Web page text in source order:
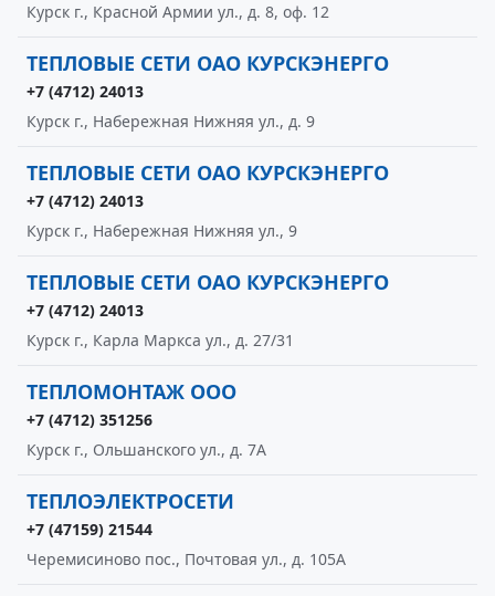
Курск г., Красной Армии ул., д. 8, оф. 12
ТЕПЛОВЫЕ СЕТИ ОАО КУРСКЭНЕРГО
+7 (4712) 24013
Курск г., Набережная Нижняя ул., д. 9
ТЕПЛОВЫЕ СЕТИ ОАО КУРСКЭНЕРГО
+7 (4712) 24013
Курск г., Набережная Нижняя ул., 9
ТЕПЛОВЫЕ СЕТИ ОАО КУРСКЭНЕРГО
+7 (4712) 24013
Курск г., Карла Маркса ул., д. 27/31
ТЕПЛОМОНТАЖ ООО
+7 (4712) 351256
Курск г., Ольшанского ул., д. 7А
ТЕПЛОЭЛЕКТРОСЕТИ
+7 (47159) 21544
Черемисиново пос., Почтовая ул., д. 105А